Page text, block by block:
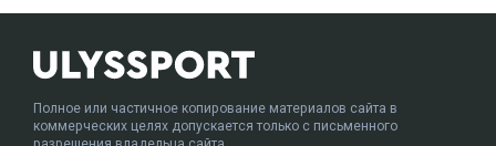
Полное или частичное копирование материалов сайта в
коммерческих целях допускается только с письменного